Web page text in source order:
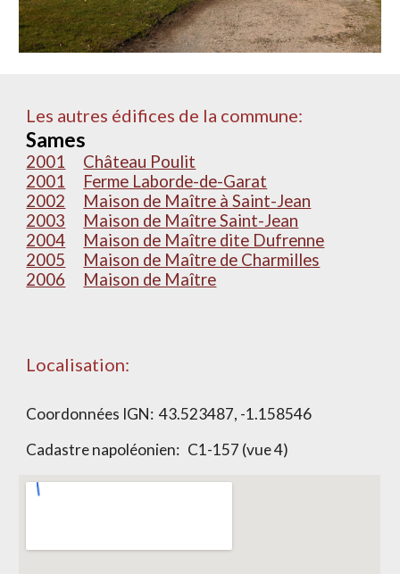
Les autres édifices de la commune:
Sames
2001
Château Poulit
2001
Ferme Laborde-de-Garat
2002
Maison de Maître à Saint-Jean
2003
Maison de Maître Saint-Jean
2004
Maison de Maître dite Dufrenne
2005
Maison de Maître de Charmilles
2006
Maison de Maître
Localisation:
Coordonnées IGN:43.523487, -1.158546
Cadastre napoléonien: C1-157 (vue 4)